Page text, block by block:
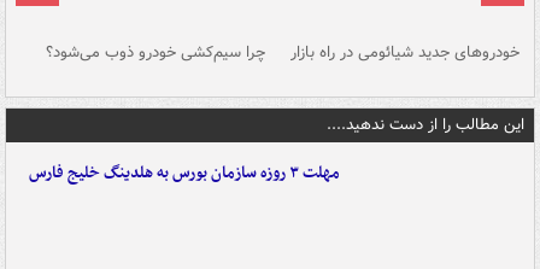
خودروهای جدید شیائومی در راه بازار چرا سیم‌کشی خودرو ذوب می‌شود؟
این مطالب را از دست ندهید....
مهلت ۳ روزه سازمان بورس به هلدینگ خلیج فارس